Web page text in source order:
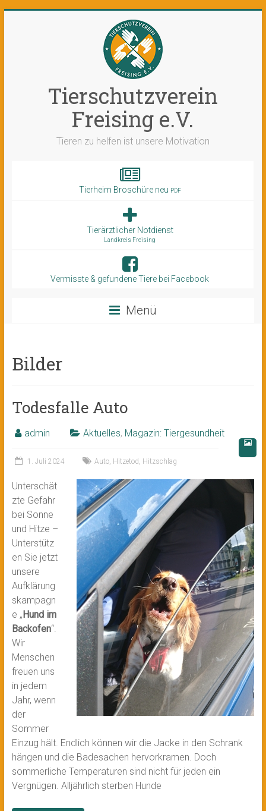
Tierschutzverein
Freising e.V.
Tieren zu helfen ist unsere Motivation
Tierheim Broschüre neu PDF
Tierärztlicher Notdienst
Landkreis Freising
Vermisste & gefundene Tiere bei Facebook
Menü
Bilder
Todesfalle Auto
admin Aktuelles, Magazin: Tiergesundheit
1. Juli 2024 Auto, Hitzetod , Hitzschlag
Unterschät
zte Gefahr
bei Sonne
und Hitze –
Unterstütz
en Sie jetzt
unsere
Aufklärung
skampagn
e „ Hund im
Backofen“.
Wir
Menschen
freuen uns
in jedem
Jahr, wenn
der
Sommer
Einzug hält. Endlich können wir die Jacke in den Schrank
hängen und die Badesachen hervorkramen. Doch
sommerliche Temperaturen sind nicht für jeden ein
Vergnügen. Alljährlich sterben Hunde